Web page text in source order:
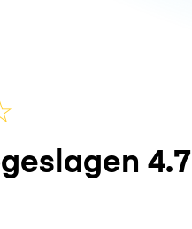
4.7